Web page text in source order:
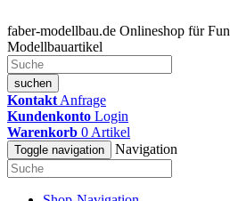
faber-modellbau.de Onlineshop für
Modellbauartikel
suchen
Kontakt Anfrage
Kundenkonto Login
Warenkorb 0 Artikel
Toggle navigation Navigation